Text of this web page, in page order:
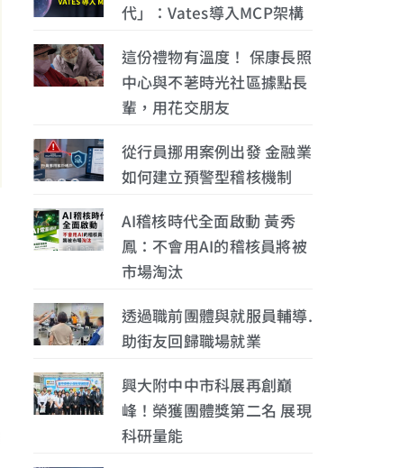
代」：Vates導入MCP架構
這份禮物有溫度！ 保康長照
中心與不荖時光社區據點長
輩，用花交朋友
從行員挪用案例出發 金融業
如何建立預警型稽核機制
AI稽核時代全面啟動 黃秀
鳳：不會用AI的稽核員將被
市場淘汰
透過職前團體與就服員輔導.
助街友回歸職場就業
興大附中中市科展再創巔
峰！榮獲團體獎第二名 展現
科研量能